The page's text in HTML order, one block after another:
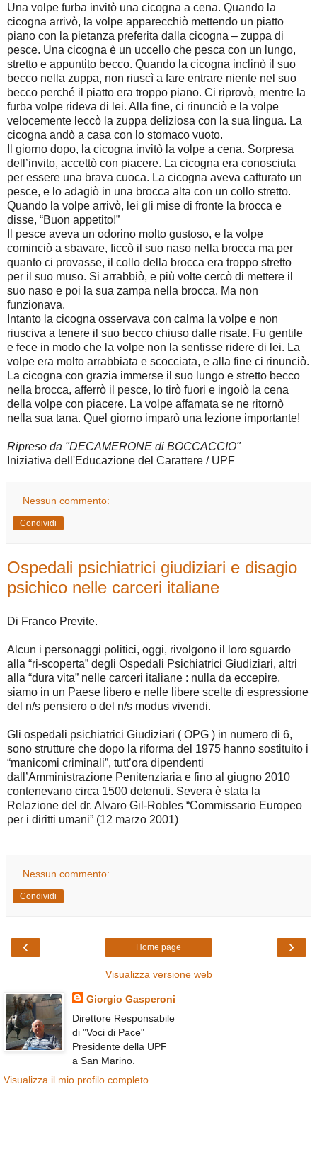
Una volpe furba invitò una cicogna a cena. Quando la
cicogna arrivò, la volpe apparecchiò mettendo un piatto
piano con la pietanza preferita dalla cicogna – zuppa di
pesce. Una cicogna è un uccello che pesca con un lungo,
stretto e appuntito becco. Quando la cicogna inclinò il suo
becco nella zuppa, non riuscì a fare entrare niente nel suo
becco perché il piatto era troppo piano. Ci riprovò, mentre la
furba volpe rideva di lei. Alla fine, ci rinunciò e la volpe
velocemente leccò la zuppa deliziosa con la sua lingua. La
cicogna andò a casa con lo stomaco vuoto.
Il giorno dopo, la cicogna invitò la volpe a cena. Sorpresa
dell’invito, accettò con piacere. La cicogna era conosciuta
per essere una brava cuoca. La cicogna aveva catturato un
pesce, e lo adagiò in una brocca alta con un collo stretto.
Quando la volpe arrivò, lei gli mise di fronte la brocca e
disse, “Buon appetito!”
Il pesce aveva un odorino molto gustoso, e la volpe
cominciò a sbavare, ficcò il suo naso nella brocca ma per
quanto ci provasse, il collo della brocca era troppo stretto
per il suo muso. Si arrabbiò, e più volte cercò di mettere il
suo naso e poi la sua zampa nella brocca. Ma non
funzionava.
Intanto la cicogna osservava con calma la volpe e non
riusciva a tenere il suo becco chiuso dalle risate. Fu gentile
e fece in modo che la volpe non la sentisse ridere di lei. La
volpe era molto arrabbiata e scocciata, e alla fine ci rinunciò.
La cicogna con grazia immerse il suo lungo e stretto becco
nella brocca, afferrò il pesce, lo tirò fuori e ingoiò la cena
della volpe con piacere. La volpe affamata se ne ritornò
nella sua tana. Quel giorno imparò una lezione importante!
Ripreso da "DECAMERONE di BOCCACCIO"
Iniziativa dell'Educazione del Carattere / UPF
Nessun commento:
Condividi
Ospedali psichiatrici giudiziari e disagio
psichico nelle carceri italiane
Di Franco Previte.
Alcun i personaggi politici, oggi, rivolgono il loro sguardo
alla “ri-scoperta” degli Ospedali Psichiatrici Giudiziari, altri
alla “dura vita” nelle carceri italiane : nulla da eccepire,
siamo in un Paese libero e nelle libere scelte di espressione
del n/s pensiero o del n/s modus vivendi.
Gli ospedali psichiatrici Giudiziari ( OPG ) in numero di 6,
sono strutture che dopo la riforma del 1975 hanno sostituito i
“manicomi criminali”, tutt’ora dipendenti
dall’Amministrazione Penitenziaria e fino al giugno 2010
contenevano circa 1500 detenuti. Severa è stata la
Relazione del dr. Alvaro Gil-Robles “Commissario Europeo
per i diritti umani” (12 marzo 2001)
Nessun commento:
Condividi
‹ ›
Home page
Visualizza versione web
Giorgio Gasperoni
Direttore Responsabile
di "Voci di Pace"
Presidente della UPF
a San Marino.
Visualizza il mio profilo completo